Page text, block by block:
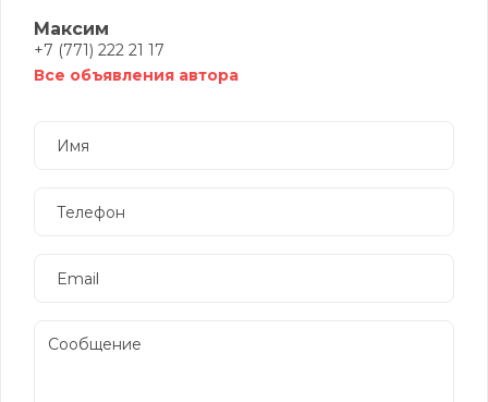
Максим
+7 (771) 222 21 17
Все объявления автора